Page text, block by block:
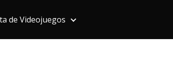
de Videojuegos